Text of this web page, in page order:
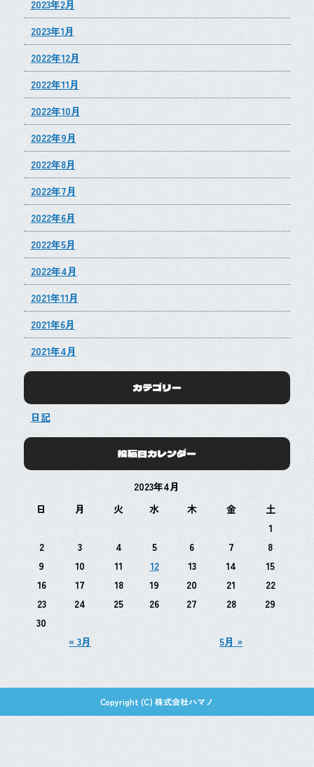
2023年2月
2023年1月
2022年12月
2022年11月
2022年10月
2022年9月
2022年8月
2022年7月
2022年6月
2022年5月
2022年4月
2021年11月
2021年6月
2021年4月
カテゴリー
日記
投稿日カレンダー
2023年4月
日
月 火 水 木 金 土
« 3月 5月 »
1
2
3 4 5 6 7
8
9
10 11 12 13 14
15
16
17 18 19 20 21
22
23
24 25 26 27 28
29
30
Copyright (C) 株式会社ハマノ